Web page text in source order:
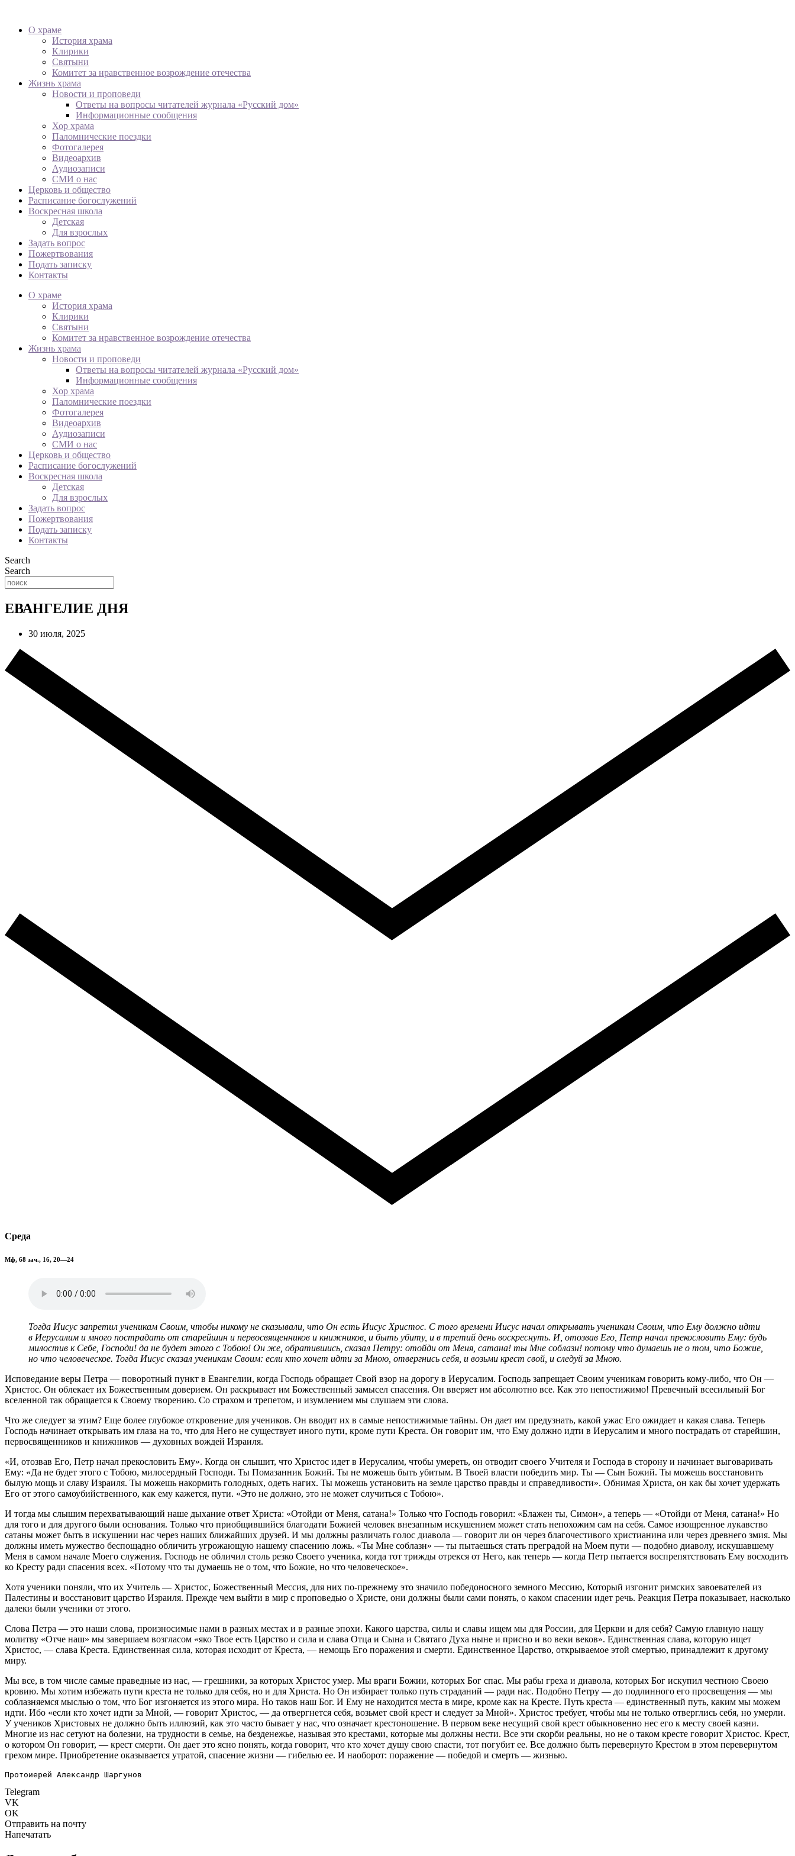
О храме
История храма
Клирики
Святыни
Комитет за нравственное возрождение отечества
Жизнь храма
Новости и проповеди
Ответы на вопросы читателей журнала «Русский дом»
Информационные сообщения
Хор храма
Паломнические поездки
Фотогалерея
Видеоархив
Аудиозаписи
СМИ о нас
Церковь и общество
Расписание богослужений
Воскресная школа
Детская
Для взрослых
Задать вопрос
Пожертвования
Подать записку
Контакты
О храме
История храма
Клирики
Святыни
Комитет за нравственное возрождение отечества
Жизнь храма
Новости и проповеди
Ответы на вопросы читателей журнала «Русский дом»
Информационные сообщения
Хор храма
Паломнические поездки
Фотогалерея
Видеоархив
Аудиозаписи
СМИ о нас
Церковь и общество
Расписание богослужений
Воскресная школа
Детская
Для взрослых
Задать вопрос
Пожертвования
Подать записку
Контакты
Search
Search
ЕВАНГЕЛИЕ ДНЯ
30 июля, 2025
Среда
Мф, 68 зач., 16, 20—24
Тогда Иисус запретил ученикам Своим, чтобы никому не сказывали, что Он есть Иисус Христос. С того времени Иисус начал открывать ученикам Своим, что Ему должно идти
в Иерусалим и много пострадать от старейшин и первосвященников и книжников, и быть убиту, и в третий день воскреснуть. И, отозвав Его, Петр начал прекословить Ему: будь
милостив к Себе, Господи! да не будет этого с Тобою! Он же, обратившись, сказал Петру: отойди от Меня, сатана! ты Мне соблазн! потому что думаешь не о том, что Божие,
но что человеческое. Тогда Иисус сказал ученикам Своим: если кто хочет идти за Мною, отвергнись себя, и возьми крест свой, и следуй за Мною.
Исповедание веры Петра — поворотный пункт в Евангелии, когда Господь обращает Свой взор на дорогу в Иерусалим. Господь запрещает Своим ученикам говорить кому-либо, что Он —
Христос. Он облекает их Божественным доверием. Он раскрывает им Божественный замысел спасения. Он вверяет им абсолютно все. Как это непостижимо! Превечный всесильный Бог
вселенной так обращается к Своему творению. Со страхом и трепетом, и изумлением мы слушаем эти слова.
Что же следует за этим? Еще более глубокое откровение для учеников. Он вводит их в самые непостижимые тайны. Он дает им предузнать, какой ужас Его ожидает и какая слава. Теперь
Господь начинает открывать им глаза на то, что для Него не существует иного пути, кроме пути Креста. Он говорит им, что Ему должно идти в Иерусалим и много пострадать от старейшин,
первосвященников и книжников — духовных вождей Израиля.
«И, отозвав Его, Петр начал прекословить Ему». Когда он слышит, что Христос идет в Иерусалим, чтобы умереть, он отводит своего Учителя и Господа в сторону и начинает выговаривать
Ему: «Да не будет этого с Тобою, милосердный Господи. Ты Помазанник Божий. Ты не можешь быть убитым. В Твоей власти победить мир. Ты — Сын Божий. Ты можешь восстановить
былую мощь и славу Израиля. Ты можешь накормить голодных, одеть нагих. Ты можешь установить на земле царство правды и справедливости». Обнимая Христа, он как бы хочет удержать
Его от этого самоубийственного, как ему кажется, пути. «Это не должно, это не может случиться с Тобою».
И тогда мы слышим перехватывающий наше дыхание ответ Христа: «Отойди от Меня, сатана!» Только что Господь говорил: «Блажен ты, Симон», а теперь — «Отойди от Меня, сатана!» Но
для того и для другого были основания. Только что приобщившийся благодати Божией человек внезапным искушением может стать непохожим сам на себя. Самое изощренное лукавство
сатаны может быть в искушении нас через наших ближайших друзей. И мы должны различать голос диавола — говорит ли он через благочестивого христианина или через древнего змия. Мы
должны иметь мужество беспощадно обличить угрожающую нашему спасению ложь. «Ты Мне соблазн» — ты пытаешься стать преградой на Моем пути — подобно диаволу, искушавшему
Меня в самом начале Моего служения. Господь не обличил столь резко Своего ученика, когда тот трижды отрекся от Него, как теперь — когда Петр пытается воспрепятствовать Ему восходить
ко Кресту ради спасения всех. «Потому что ты думаешь не о том, что Божие, но что человеческое».
Хотя ученики поняли, что их Учитель — Христос, Божественный Мессия, для них по-прежнему это значило победоносного земного Мессию, Который изгонит римских завоевателей из
Палестины и восстановит царство Израиля. Прежде чем выйти в мир с проповедью о Христе, они должны были сами понять, о каком спасении идет речь. Реакция Петра показывает, насколько
далеки были ученики от этого.
Слова Петра — это наши слова, произносимые нами в разных местах и в разные эпохи. Какого царства, силы и славы ищем мы для России, для Церкви и для себя? Самую главную нашу
молитву «Отче наш» мы завершаем возгласом «яко Твое есть Царство и сила и слава Отца и Сына и Святаго Духа ныне и присно и во веки веков». Единственная слава, которую ищет
Христос, — слава Креста. Единственная сила, которая исходит от Креста, — немощь Его поражения и смерти. Единственное Царство, открываемое этой смертью, принадлежит к другому
миру.
Мы все, в том числе самые праведные из нас, — грешники, за которых Христос умер. Мы враги Божии, которых Бог спас. Мы рабы греха и диавола, которых Бог искупил честною Своею
кровию. Мы хотим избежать пути креста не только для себя, но и для Христа. Но Он избирает только путь страданий — ради нас. Подобно Петру — до подлинного его просвещения — мы
соблазняемся мыслью о том, что Бог изгоняется из этого мира. Но таков наш Бог. И Ему не находится места в мире, кроме как на Кресте. Путь креста — единственный путь, каким мы можем
идти. Ибо «если кто хочет идти за Мной, — говорит Христос, — да отвергнется себя, возьмет свой крест и следует за Мной». Христос требует, чтобы мы не только отверглись себя, но умерли.
У учеников Христовых не должно быть иллюзий, как это часто бывает у нас, что означает крестоношение. В первом веке несущий свой крест обыкновенно нес его к месту своей казни.
Многие из нас сетуют на болезни, на трудности в семье, на безденежье, называя это крестами, которые мы должны нести. Все эти скорби реальны, но не о таком кресте говорит Христос. Крест,
о котором Он говорит, — крест смерти. Он дает это ясно понять, когда говорит, что кто хочет душу свою спасти, тот погубит ее. Все должно быть перевернуто Крестом в этом перевернутом
грехом мире. Приобретение оказывается утратой, спасение жизни — гибелью ее. И наоборот: поражение — победой и смерть — жизнью.
Протоиерей Александр Шаргунов
Telegram
VK
OK
Отправить на почту
Напечатать